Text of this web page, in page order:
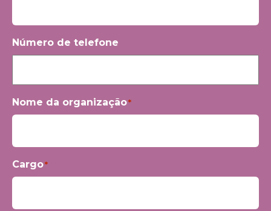
Número de telefone
Nome da organização*
Cargo*